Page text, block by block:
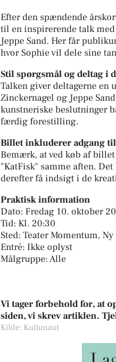
Efter den spændende
til en inspirerende talk
Jeppe Sand. Her får
hvor Sophie vil dele sine
Stil spørgsmål og deltag i
Talken giver deltagerne
Zinckernagel og Jeppe
kunstneriske beslutninger
færdig forestilling.
Billet inkluderer adgang
Bemærk, at ved køb af
"KatFisk" samme aften.
derefter få indsigt i de
Praktisk information
Dato: Fredag 10. oktober
Tid: Kl. 20:30
Sted: Teater Momentum,
Entré: Ikke oplyst
Målgruppe: Alle
Vi tager forbehold for, at
siden, vi skrev artiklen.
Kilde: Kultunaut